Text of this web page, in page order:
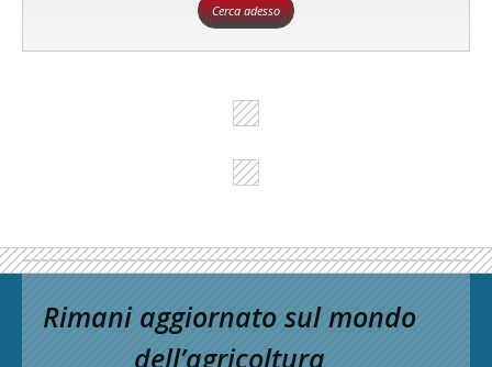
Cerca adesso
Rimani aggiornato sul mondo
dell’agricoltura